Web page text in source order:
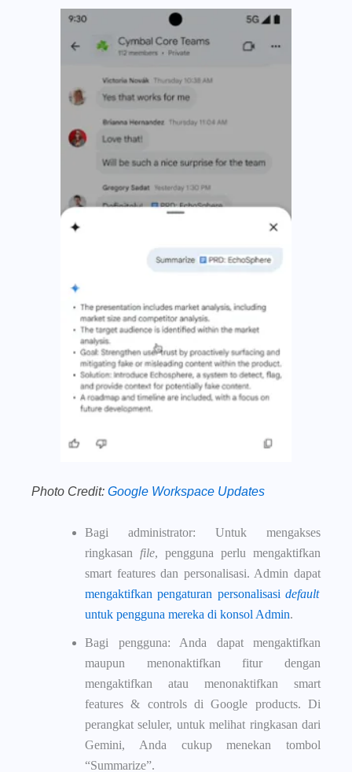
Photo Credit: Google Workspace Updates
Bagi administrator: Untuk mengakses
ringkasan file, pengguna perlu mengaktifkan
smart features dan personalisasi. Admin dapat
mengaktifkan pengaturan personalisasi default
untuk pengguna mereka di konsol Admin.
Bagi pengguna: Anda dapat mengaktifkan
maupun menonaktifkan fitur dengan
mengaktifkan atau menonaktifkan smart
features & controls di Google products. Di
perangkat seluler, untuk melihat ringkasan dari
Gemini, Anda cukup menekan tombol
“Summarize”.